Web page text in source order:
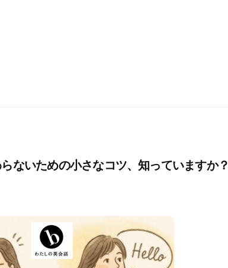
ないための小さなコツ、知っていますか？